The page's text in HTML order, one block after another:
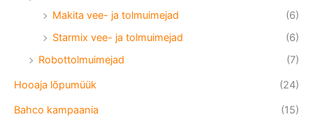
Makita vee- ja tolmuimejad
(6)
Starmix vee- ja tolmuimejad
(6)
Robottolmuimejad
(7)
Hooaja lõpumüük
(24)
Bahco kampaania
(15)